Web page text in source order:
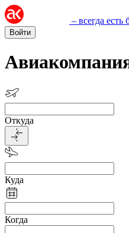
– всегда есть
Войти
Откуда
Куда
Когда